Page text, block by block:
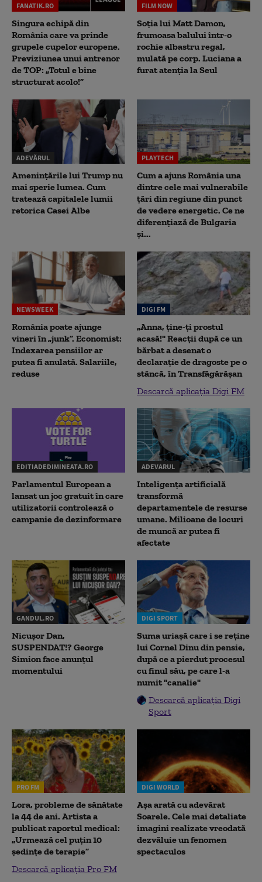
FANATIK.RO
Singura echipă din
România care va prinde
grupele cupelor europene.
Previziunea unui antrenor
de TOP: „Totul e bine
structurat acolo!”
FILM NOW
Soția lui Matt Damon,
frumoasa balului într-o
rochie albastru regal,
mulată pe corp. Luciana a
furat atenția la Seul
ADEVĂRUL
Amenințările lui Trump nu
mai sperie lumea. Cum
tratează capitalele lumii
retorica Casei Albe
PLAYTECH
Cum a ajuns România una
dintre cele mai vulnerabile
țări din regiune din punct
de vedere energetic. Ce ne
diferențiază de Bulgaria
și...
NEWSWEEK
România poate ajunge
vineri în „junk”. Economist:
Indexarea pensiilor ar
putea fi anulată. Salariile,
reduse
DIGI FM
„Anna, ţine-ţi prostul
acasă!" Reacţii după ce un
bărbat a desenat o
declaraţie de dragoste pe o
stâncă, în Transfăgărăşan
Descarcă aplicația Digi FM
EDITIADEDIMINEATA.RO
Parlamentul European a
lansat un joc gratuit în care
utilizatorii controlează o
campanie de dezinformare
ADEVARUL
Inteligența artificială
transformă
departamentele de resurse
umane. Milioane de locuri
de muncă ar putea fi
afectate
GANDUL.RO
Nicușor Dan,
SUSPENDAT!? George
Simion face anunțul
momentului
DIGI SPORT
Suma uriașă care i se reține
lui Cornel Dinu din pensie,
după ce a pierdut procesul
cu finul său, pe care l-a
numit "canalie"
Descarcă aplicația Digi
Sport
PRO FM
Lora, probleme de sănătate
la 44 de ani. Artista a
publicat raportul medical:
„Urmează cel puțin 10
ședințe de terapie”
Descarcă aplicația Pro FM
DIGI WORLD
Așa arată cu adevărat
Soarele. Cele mai detaliate
imagini realizate vreodată
dezvăluie un fenomen
spectaculos